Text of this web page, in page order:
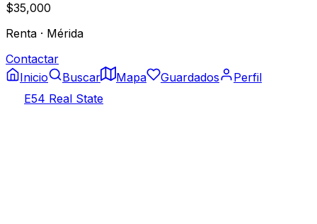
$35,000
Renta · Mérida
Contactar
Inicio
Buscar Mapa Guardados
Perfil
E54 Real State